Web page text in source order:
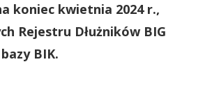
koniec kwietnia 2024 r.,
Rejestru Dłużników BIG
BIK.